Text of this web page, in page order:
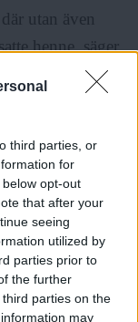
third parties, or
for
opt-out
that after your
seeing
utilized by
parties prior to
the further
parties on the
may
utan även
henne, säger
som tog ett
mot Horne
planerat och
att